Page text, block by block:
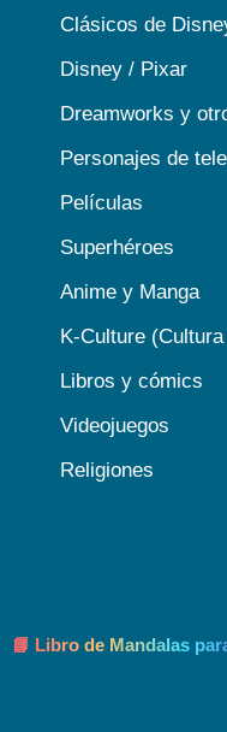
Clásicos de
Disney / Pixar
Dreamworks y
Personajes de
Películas
Superhéroes
Anime y Manga
K-Culture
Libros y cómics
Videojuegos
Religiones
📘 Libro de Mandalas